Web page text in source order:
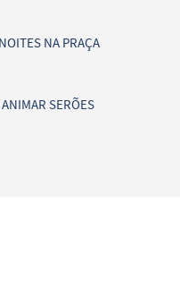
NA PRAÇA
SERÕES